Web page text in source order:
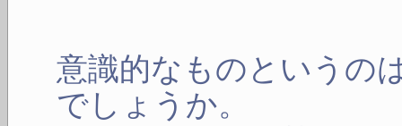
意識的なものというの
でしょうか。